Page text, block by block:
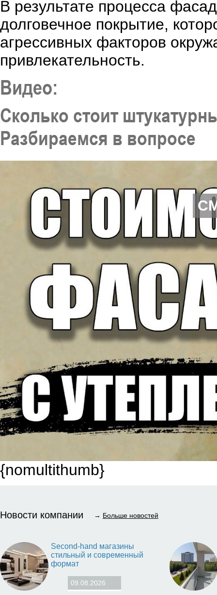
В результате процесса
долговечное покрытие,
агрессивных факторов
привлекательность.
Видео:
Сколько стоит
Разбираемся в вопросе
{nomultithumb}
Новости компании → Больше новостей
Second-hand магазины
стильный и современный
формат
09.08.2026